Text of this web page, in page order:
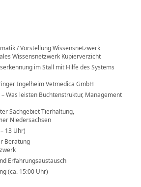
/ Vorstellung Wissensnetzwerk
Wissensnetzwerk Kupierverzicht
im Stall mit Hilfe des Systems
Ingelheim Vetmedica GmbH
Was leisten Buchtenstruktur, Management
Sachgebiet Tierhaltung,
Niedersachsen
13 Uhr)
Beratung
Erfahrungsaustausch
(ca. 15:00 Uhr)